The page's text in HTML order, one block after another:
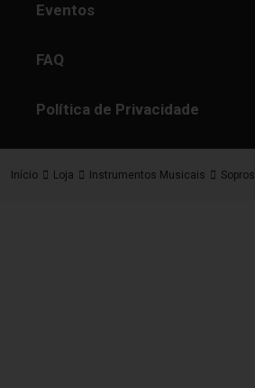
Eventos
FAQ
Política de Privacidade
Início Loja Instrumentos Musicais Sopros